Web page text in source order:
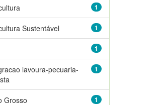
1
1
Sustentável
1
1
lavoura-pecuaria-
1
Grosso